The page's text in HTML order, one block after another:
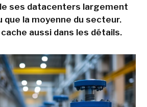
ses datacenters largement
que la moyenne du secteur.
aussi dans les détails.